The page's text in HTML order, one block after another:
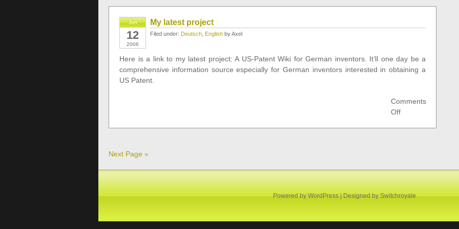
Jun
12
2006
My latest project
Filed under: Deutsch English by Axel
Here is a link to my latest project: A US-Patent Wiki for German inventors. It’ll one day be a
comprehensive information source especially for German inventors interested in obtaining a
US Patent.
Comments
Offon
Next Page »
Powered byWordPress| Designed bySwitchroyale